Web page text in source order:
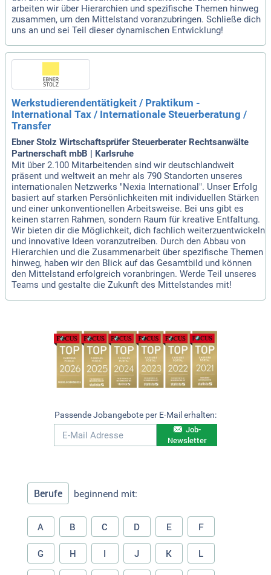
arbeiten wir über Hierarchien und spezifische Themen hinweg
zusammen, um den Mittelstand voranzubringen. Schließe dich
uns an und sei Teil dieser dynamischen Entwicklung!
Werkstudierendentätigkeit / Praktikum -
International Tax / Internationale Steuerberatung /
Transfer
Ebner Stolz Wirtschaftsprüfer Steuerberater Rechtsanwälte
Partnerschaft mbB | Karlsruhe
Mit über 2.100 Mitarbeitenden sind wir deutschlandweit
präsent und weltweit an mehr als 790 Standorten unseres
internationalen Netzwerks "Nexia International". Unser Erfolg
basiert auf starken Persönlichkeiten mit individuellen Stärken
und einer unkonventionellen Arbeitsweise. Bei uns gibt es
keinen starren Rahmen, sondern Raum für kreative Entfaltung.
Wir bieten dir die Möglichkeit, dich fachlich weiterzuentwickeln
und innovative Ideen voranzutreiben. Durch den Abbau von
Hierarchien und die Zusammenarbeit über spezifische Themen
hinweg, haben wir den Blick auf das Gesamtbild und können
den Mittelstand erfolgreich voranbringen. Werde Teil unseres
Teams und gestalte die Zukunft des Mittelstandes mit!
Passende Jobangebote per E-Mail erhalten:
Job-
Newsletter
Berufe beginnend mit:
A B C D E F
G H I J K L